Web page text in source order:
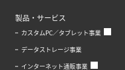
製品・サービス
カスタムPC／タブレット事業
データストレージ事業
インターネット通販事業